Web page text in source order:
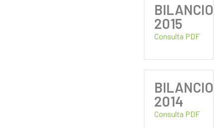
BILANCIO
2015
Consulta PDF
BILANCIO
2014
Consulta PDF